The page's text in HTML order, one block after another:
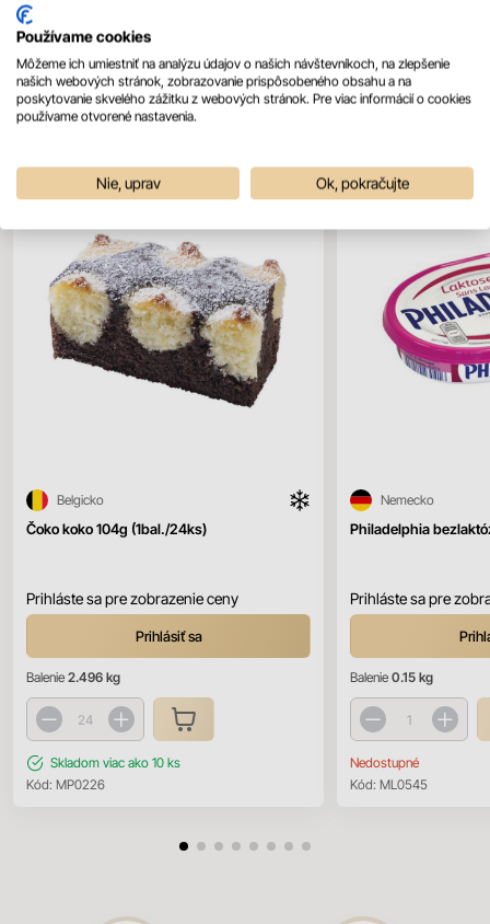
Mohlo by sa vám páčiť Všetky produkty
Čoko koko 104g (1bal./24ks)
Belgicko
Prihláste sa pre zobrazenie ceny
Prihlásiť sa
Balenie 2.496 kg
Skladom viac ako 10 ks
Kód: MP0226
Philadelphia
Nemecko
Prihláste sa pre
Balenie 0.15 kg
Nedostupné
Kód: ML0545
Používame cookies
Môžeme ich umiestniť na analýzu údajov o našich návštevníkoch, na zlepšenie
našich webových stránok, zobrazovanie prispôsobeného obsahu a na
poskytovanie skvelého zážitku z webových stránok. Pre viac informácií o cookies
používame otvorené nastavenia.
Nie, uprav Ok, pokračujte